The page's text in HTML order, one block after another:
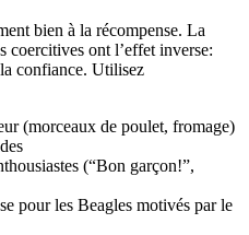
bien à la récompense. La
coercitives ont l’effet inverse:
confiance. Utilisez
(morceaux de poulet, fromage)
(“Bon garçon!”,
pour les Beagles motivés par le